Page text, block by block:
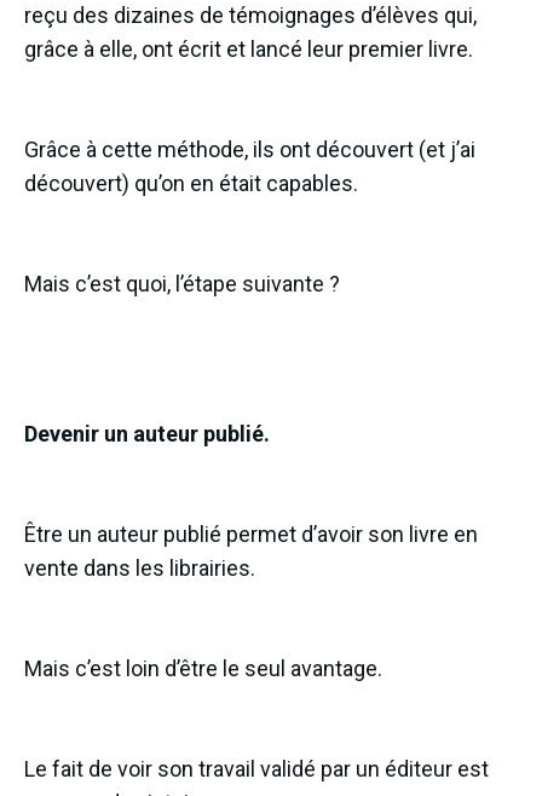
reçu des dizaines de témoignages d’élèves qui,
grâce à elle, ont écrit et lancé leur premier livre.
Grâce à cette méthode, ils ont découvert (et j’ai
découvert) qu’on en était capables.
Mais c’est quoi, l’étape suivante ?
Devenir un auteur publié.
Être un auteur publié permet d’avoir son livre en
vente dans les librairies.
Mais c’est loin d’être le seul avantage.
Le fait de voir son travail validé par un éditeur est